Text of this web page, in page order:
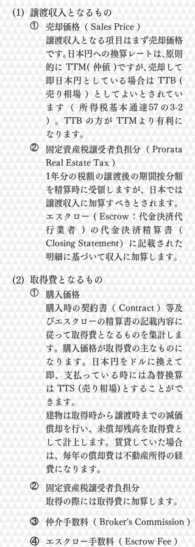
(1) 譲渡収入となるもの
①
売却価格（ Sales Price ）
譲渡収入となる項目はまず売却価格
です｡日本円への換算レートは､原則
的にTTM( 仲値 )ですが､売却して
即日本円としている場合は TTB (
売り相場 ）として よいとされてい
ます（ 所 得税基本通達57の3-2
）。TTB の方が TTMより有利に
な ります。
②
固定資産税譲受者負担分（ Prorata
Real Estate Tax ）
1年分の税額の譲渡後の期間按分額
を精算時に受領しますが、日本では
譲渡収入に加算すべきとされます。
エスクロー ( Escrow：代金決済代
行業者 ) の代金決済精算書（
Closing Statement）
に記載された
明細に基づいて収入に加算します。
(2) 取得費となるもの
①
購入価格
購入時の契約書（ Contract ）等及
びエスクローの精算書の記載内容に
従って取得費 となるもの を集計しま
す。購入価格が取得費の主なものに
なります。日本円をドルに換えて
即、支払ってい る 時 には為替換算
はTTS (売り相場)とする ことがで
きます。
建物は取得時から譲渡時までの減価
償却を行い、未償却残高を取得費と
して計上し ます。賃貸していた場合
は、毎年の償却費は不動産所得の経
費になります。
②
固定資産税譲受者負担分
取得の際には取得費に加算します。
③ 仲介手数料（ Broker's Commission ）
④ エスクロー手数料（ Escrow Fee ）